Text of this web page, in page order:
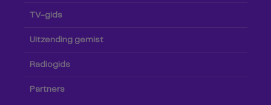
TV-gids
Uitzending gemist
Radiogids
Partners